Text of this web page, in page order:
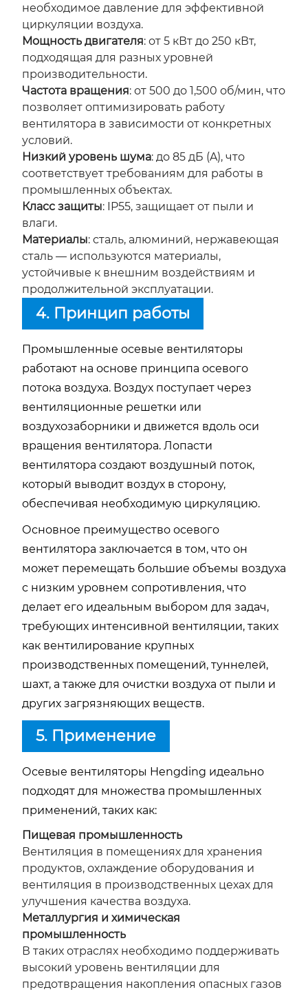
необходимое давление для эффективной
циркуляции воздуха.
Мощность двигателя: от 5 кВт до 250 кВт,
подходящая для разных уровней
производительности.
Частота вращения: от 500 до 1,500 об/мин, что
позволяет оптимизировать работу
вентилятора в зависимости от конкретных
условий.
Низкий уровень шума: до 85 дБ (A), что
соответствует требованиям для работы в
промышленных объектах.
Класс защиты: IP55, защищает от пыли и
влаги.
Материалы: сталь, алюминий, нержавеющая
сталь — используются материалы,
устойчивые к внешним воздействиям и
продолжительной эксплуатации.
4. Принцип работы
Промышленные осевые вентиляторы
работают на основе принципа осевого
потока воздуха. Воздух поступает через
вентиляционные решетки или
воздухозаборники и движется вдоль оси
вращения вентилятора. Лопасти
вентилятора создают воздушный поток,
который выводит воздух в сторону,
обеспечивая необходимую циркуляцию.
Основное преимущество осевого
вентилятора заключается в том, что он
может перемещать большие объемы воздуха
с низким уровнем сопротивления, что
делает его идеальным выбором для задач,
требующих интенсивной вентиляции, таких
как вентилирование крупных
производственных помещений, туннелей,
шахт, а также для очистки воздуха от пыли и
других загрязняющих веществ.
5. Применение
Осевые вентиляторы Hengding идеально
подходят для множества промышленных
применений, таких как:
Пищевая промышленность
Вентиляция в помещениях для хранения
продуктов, охлаждение оборудования и
вентиляция в производственных цехах для
улучшения качества воздуха.
Металлургия и химическая
промышленность
В таких отраслях необходимо поддерживать
высокий уровень вентиляции для
предотвращения накопления опасных газов